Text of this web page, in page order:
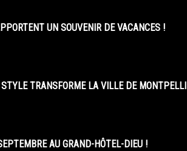
UN SOUVENIR DE VACANCES !
STYLE TRANSFORME LA VILLE DE
AU GRAND-HÔTEL-DIEU !